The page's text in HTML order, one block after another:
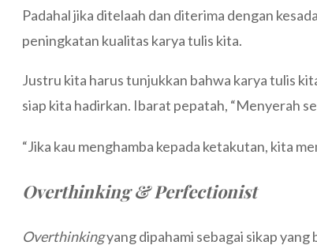
Padahal jika ditelaah dan diterima dengan
peningkatan kualitas karya tulis kita.
Justru kita harus tunjukkan bahwa karya tulis
siap kita hadirkan. Ibarat pepatah, “Menyerah
“Jika kau menghamba kepada ketakutan, kita
Overthinking & Perfectionist
Overthinkingyang dipahami sebagai sikap